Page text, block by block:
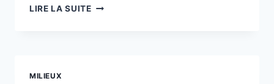
LIRE LA SUITEUNE
MILIEUX